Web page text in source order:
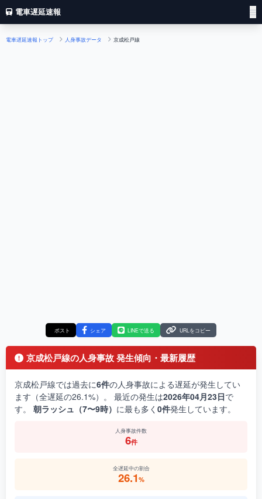
電車遅延速報
電車遅延速報トップ 人身事故データ 京成松戸線
ポスト シェア LINEで送る URLをコピー
京成松戸線の人身事故 発生傾向・最新履歴
京成松戸線では過去に6件の人身事故による遅延が発生してい
ます（全遅延の26.1%）。 最近の発生は2026年04月23日で
す。 朝ラッシュ（7〜9時） に最も多く 0件発生しています。
人身事故件数
6件
全遅延中の割合
26.1%